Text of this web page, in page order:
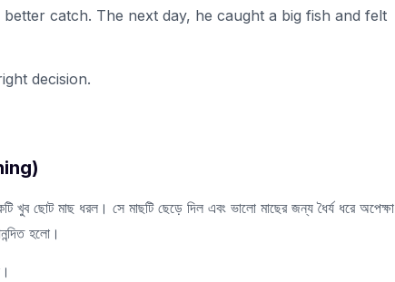
catch. The next day, he caught a big fish and felt
decision.
ছোট মাছ ধরল। সে মাছটি ছেড়ে দিল এবং ভালো মাছের জন্য ধৈর্য ধরে অপেক্ষা
হলো।